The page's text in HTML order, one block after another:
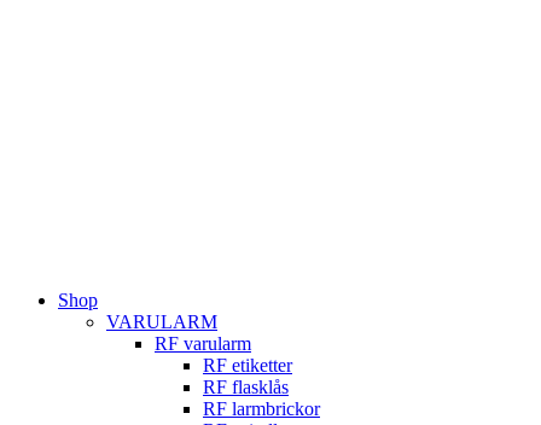
Shop
VARULARM
RF varularm
RF etiketter
RF flasklås
RF larmbrickor